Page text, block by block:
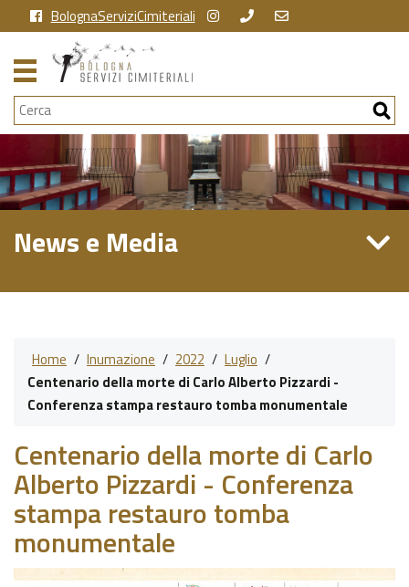
BolognaServiziCimiteriali
Cerca
News e Media
Home / Inumazione / 2022 / Luglio /
Centenario della morte di Carlo Alberto Pizzardi -
Conferenza stampa restauro tomba monumentale
Centenario della morte di Carlo
Alberto Pizzardi - Conferenza
stampa restauro tomba
monumentale